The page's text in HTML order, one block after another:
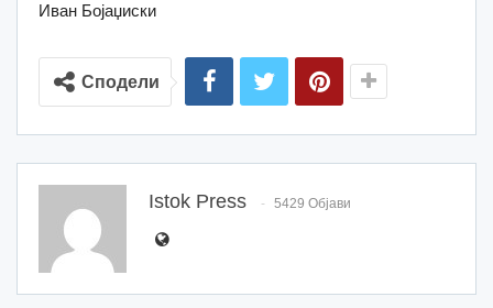
Иван Бојаџиски
Сподели
Istok Press 5429 Објави